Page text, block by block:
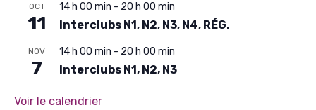
OCT
11
14 h 00 min - 20 h 00 min
Interclubs N1, N2, N3, N4, RÉG.
NOV
7
14 h 00 min - 20 h 00 min
Interclubs N1, N2, N3
Voir le calendrier